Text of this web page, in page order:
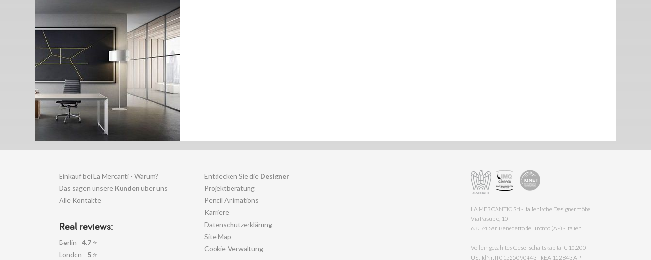
Einkauf bei La Mercanti - Warum?
Das sagen unsere Kunden über uns
Alle Kontakte
Real reviews:
Berlin - 4.7 ⭐
London - 5 ⭐
Entdecken Sie die Designer
Projektberatung
Pencil Animations
Karriere
Datenschutzerklärung
Site Map
Cookie-Verwaltung
LA MERCANTI® Srl - Italienische Designermöbel
Via Pasubio, 10
63074 San Benedetto del Tronto (AP) - Italien
Voll eingezahltes Gesellschaftskapital € 10.200
USt-IdNr. IT01525090443 - REA 152843 AP